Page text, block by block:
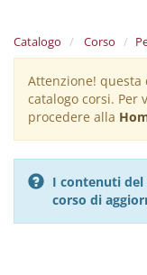
Catalogo Corso
Warning
message
Attenzione! questa
catalogo corsi. Per
procedere alla
I contenuti del
corso di